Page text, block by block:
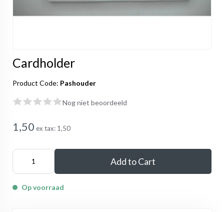
Cardholder
Product Code: Pashouder
Nog niet beoordeeld
1,50 ex tax: 1,50
Add to Cart
Op voorraad